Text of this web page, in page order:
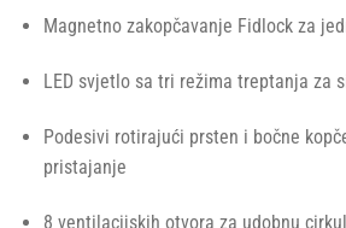
Magnetno zakopčavanje Fidlock za
LED svjetlo sa tri režima treptanja za
Podesivi rotirajući prsten i bočne
pristajanje
8 ventilacijskih otvora za udobnu